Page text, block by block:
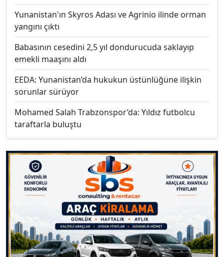
Yunanistan'ın Skyros Adası ve Agrinio ilinde orman
yangını çıktı
Babasının cesedini 2,5 yıl dondurucuda saklayıp
emekli maaşını aldı
EEDA: Yunanistan’da hukukun üstünlüğüne ilişkin
sorunlar sürüyor
Mohamed Salah Trabzonspor’da: Yıldız futbolcu
taraftarla buluştu